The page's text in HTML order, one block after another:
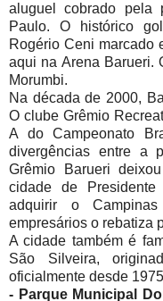
aluguel cobrado pela
Paulo. O histórico
Rogério Ceni marcado
aqui na Arena Barueri.
Morumbi.
Na década de 2000,
O clube Grêmio
A do Campeonato
divergências entre a
Grêmio Barueri
cidade de
adquirir o
empresários o rebatiza
A cidade também é
São Silveira,
oficialmente desde
- Parque Municipal